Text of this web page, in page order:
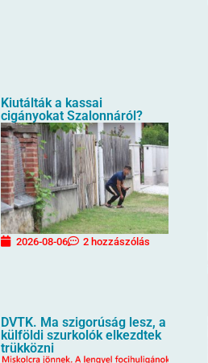
Kiutálták a kassai
cigányokat Szalonnáról?
2026-08-06 2 hozzászólás
DVTK. Ma szigorúság lesz, a
külföldi szurkolók elkezdtek
trükközni